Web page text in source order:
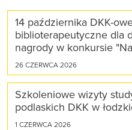
14 października DKK-
biblioterapeutyczne dla
nagrody w konkursie
26 CZERWCA 2026
Szkoleniowe wizyty
podlaskich DKK w
1 CZERWCA 2026